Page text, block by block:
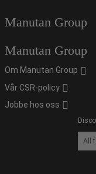
Manutan Group
Manutan Group
Om Manutan Group
Vår CSR-policy
Jobbe hos oss